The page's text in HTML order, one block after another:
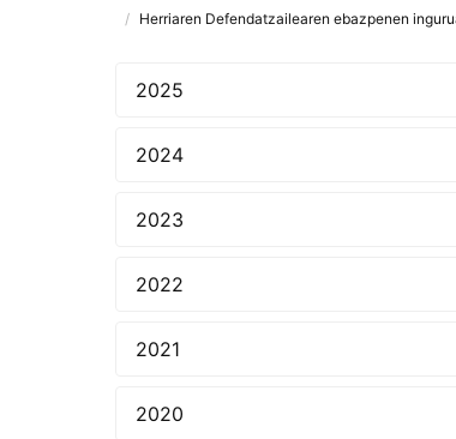
Herriaren Defendatzailearen ebazpenen
2025
2024
2023
2022
2021
2020